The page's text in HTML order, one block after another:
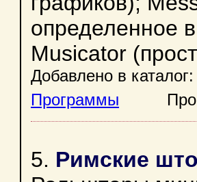
определенное
Musicator
Добавлено в
Программы
5. Римские